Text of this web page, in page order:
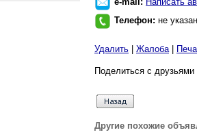
Телефон: не указан
Удалить Жалоба|
Поделиться с
Другие похожие